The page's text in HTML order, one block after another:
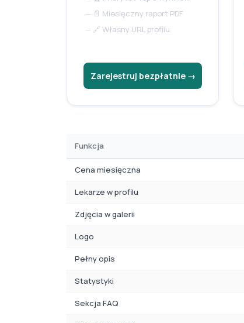
— 📄 Miesięczny raport PDF
— 🔗 Własny URL profilu
Zarejestruj bezpłatnie →
Funkcja
Cena miesięczna
Lekarze w profilu
Zdjęcia w galerii
Logo
Pełny opis
Statystyki
Sekcja FAQ